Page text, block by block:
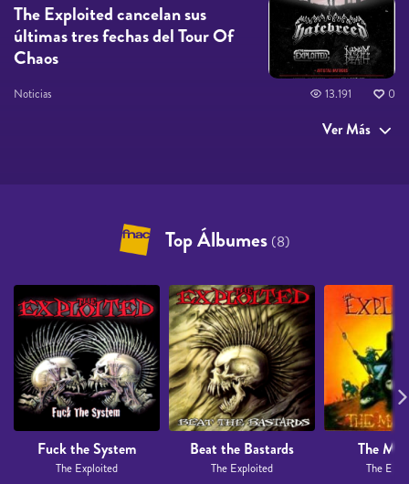
The Exploited cancelan sus
últimas tres fechas del Tour Of
Chaos
Noticias 13.191 0
Ver Más
Top Álbumes (8)
Fuck the System
The Exploited
Beat the Bastards
The Exploited
The
The